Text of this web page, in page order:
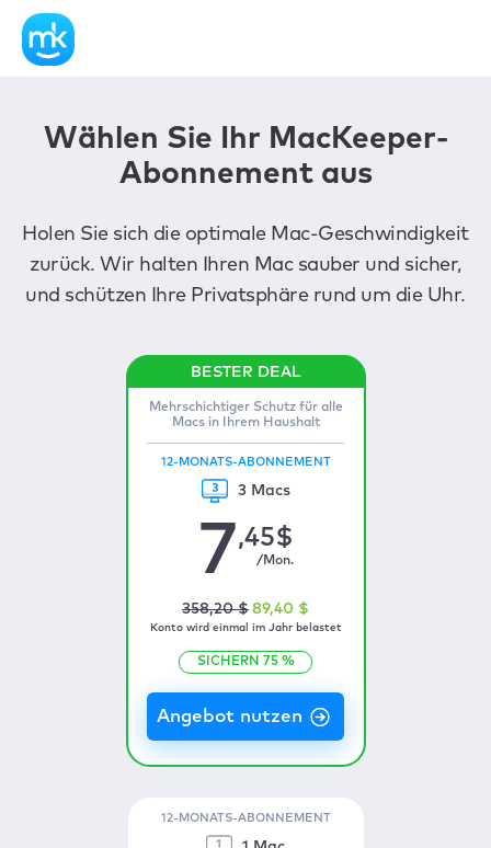
Wählen Sie Ihr MacKeeper-
Abonnement aus
Holen Sie sich die optimale Mac-Geschwindigkeit
zurück. Wir halten Ihren Mac sauber und sicher,
und schützen Ihre Privatsphäre rund um die Uhr.
Mehrschichtiger Schutz für alle
Macs in Ihrem Haushalt
12-MONATS-ABONNEMENT
3 Macs
7,45$
/Mon.
358,20 $ 89,40 $
Konto wird einmal im Jahr belastet
SICHERN 75 %
12-MONATS-ABONNEMENT